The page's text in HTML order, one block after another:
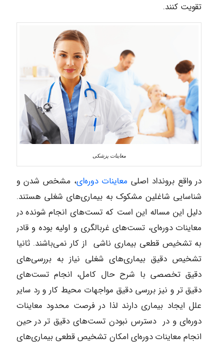
تقویت کنند.
معاینات پزشکی
در واقع برونداد اصلی معاینات دوره‌ای، مشخص شدن و
شناسایی شاغلین مشکوک به بیماری‌های شغلی هستند.
دلیل این مساله این است که تست‌های انجام شونده در
معاینات دوره‌ای، تست‌های غربالگری و اولیه بوده و قادر
به تشخیص قطعی بیماری ناشی از کار نمی‌باشند. ثانیا
تشخیص دقیق بیماری‌های شغلی نیاز به بررسی‌های
دقیق تخصصی با شرح حال کامل، انجام تست‌های
دقیق ‌تر و نیز بررسی دقیق مواجهات محیط کار و رد سایر
علل ایجاد بیماری دارند لذا در فرصت محدود معاینات
دوره‌‌ای و در دسترس نبودن تست‌های دقیق تر در حین
انجام معاینات دوره‌ای امکان تشخیص قطعی بیماری‌های